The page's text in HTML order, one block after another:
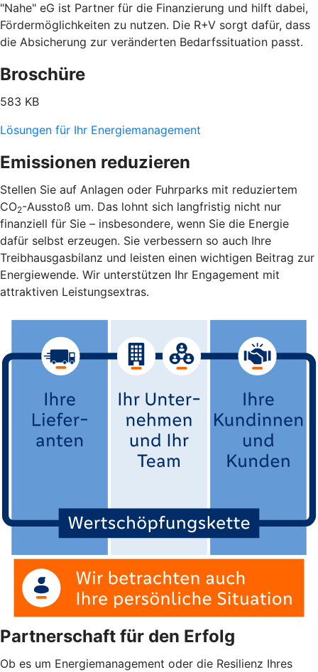
"Nahe" eG ist Partner für die Finanzierung und hilft dabei,
Fördermöglichkeiten zu nutzen. Die R+V sorgt dafür, dass
die Absicherung zur veränderten Bedarfssituation passt.
Broschüre
583 KB
Lösungen für Ihr Energiemanagement
Emissionen reduzieren
Stellen Sie auf Anlagen oder Fuhrparks mit reduziertem
CO2-Ausstoß um. Das lohnt sich langfristig nicht nur
finanziell für Sie – insbesondere, wenn Sie die Energie
dafür selbst erzeugen. Sie verbessern so auch Ihre
Treibhausgasbilanz und leisten einen wichtigen Beitrag zur
Energiewende. Wir unterstützen Ihr Engagement mit
attraktiven Leistungsextras.
Partnerschaft für den Erfolg
Ob es um Energiemanagement oder die Resilienz Ihres